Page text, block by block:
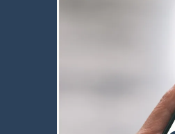
une nouvelle fenêtre)